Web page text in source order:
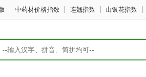
中药材价格指数 连翘指数 山银花指数